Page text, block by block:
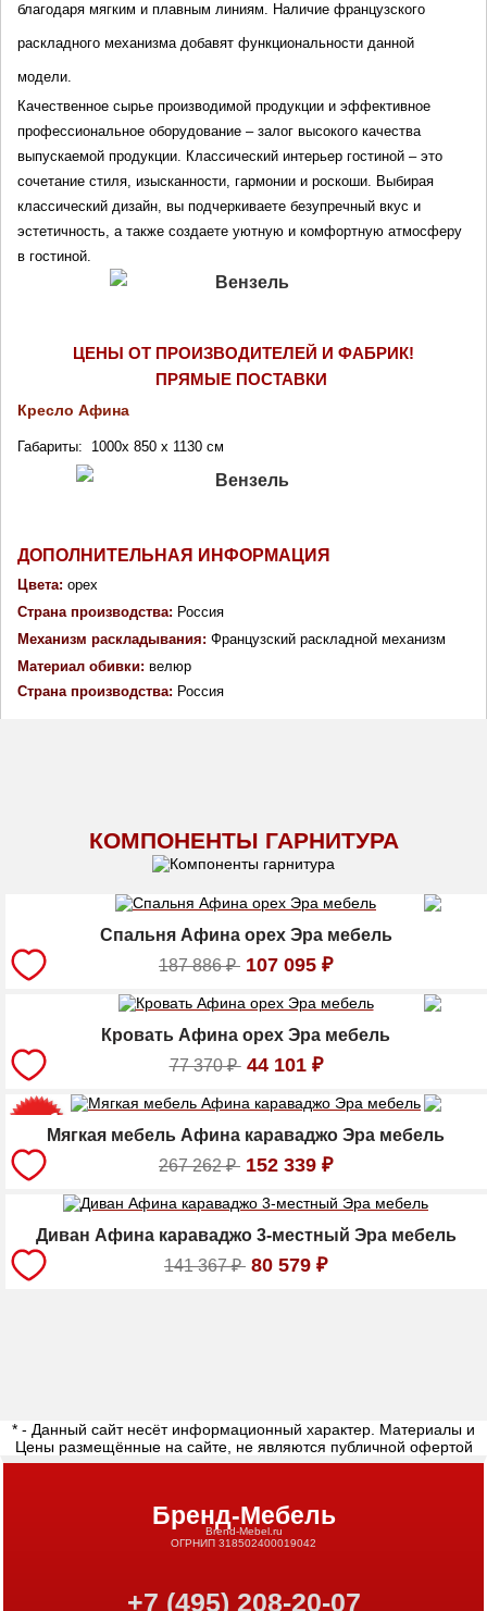
благодаря мягким и плавным линиям. Наличие французского
раскладного механизма добавят функциональности данной
модели.
Качественное сырье производимой продукции и эффективное
профессиональное оборудование – залог высокого качества
выпускаемой продукции. Классический интерьер гостиной – это
сочетание стиля, изысканности, гармонии и роскоши. Выбирая
классический дизайн, вы подчеркиваете безупречный вкус и
эстетичность, а также создаете уютную и комфортную атмосферу
в гостиной.
ЦЕНЫ ОТ ПРОИЗВОДИТЕЛЕЙ И ФАБРИК!
ПРЯМЫЕ ПОСТАВКИ
Кресло Афина
Габариты: 1000x 850 x 1130 см
ДОПОЛНИТЕЛЬНАЯ ИНФОРМАЦИЯ
Цвета: орех
Страна производства: Россия
Механизм раскладывания: Французский раскладной механизм
Материал обивки: велюр
Страна производства: Россия
КОМПОНЕНТЫ ГАРНИТУРА
Спальня Афина орех Эра мебель
187 886₽ 107 095 ₽
Кровать Афина орех Эра мебель
77 370₽ 44 101 ₽
Мягкая мебель Афина караваджо Эра мебель
267 262₽ 152 339 ₽
Диван Афина караваджо 3-местный Эра мебель
141 367₽ 80 579 ₽
* - Данный сайт несёт информационный характер. Материалы и
Цены размещённые на сайте, не являются публичной офертой
Бренд-Мебель
Brend-Mebel.ru
ОГРНИП 318502400019042
+7 (495) 208-20-07